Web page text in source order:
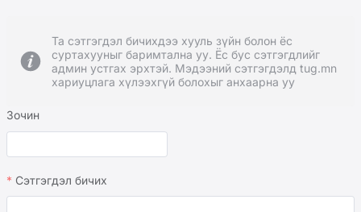
Та сэтгэгдэл бичихдээ хууль зүйн болон ёс
суртахууныг баримтална уу. Ёс бус сэтгэгдлийг
админ устгах эрхтэй. Мэдээний сэтгэгдэлд tug.mn
хариуцлага хүлээхгүй болохыг анхаарна уу
Зочин
Сэтгэгдэл бичих